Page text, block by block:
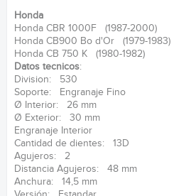
Honda
Honda CBR 1000F (1987-2000)
Honda CB900 Bo d'Or (1979-1983)
Honda CB 750 K (1980-1982)
Datos tecnicos:
Division: 530
Soporte: Engranaje Fino
Ø Interior: 26 mm
Ø Exterior: 30 mm
Engranaje Interior
Cantidad de dientes: 13D
Agujeros: 2
Distancia Agujeros: 48 mm
Anchura: 14,5 mm